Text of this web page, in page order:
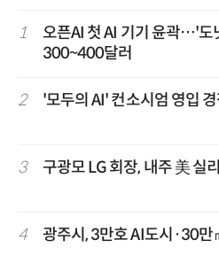
1
오픈AI 첫 AI 기기 윤곽…'도
300~400달러
2 '모두의 AI' 컨소시엄 영입
3 구광모 LG 회장, 내주 美 실
4 광주시, 3만호 AI도시·30만